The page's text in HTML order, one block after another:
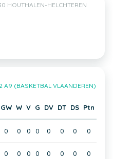
HOUTHALEN-HELCHTEREN
A9 (BASKETBAL VLAANDEREN)
GW W V G DV DT DS Ptn
0 0 0 0 0 0 0 0
0 0 0 0 0 0 0 0